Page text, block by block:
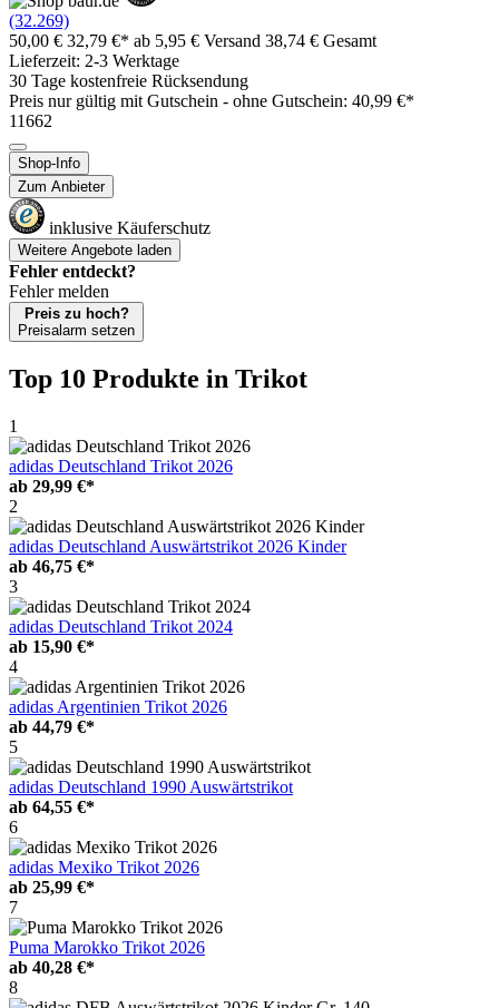
(32.269)
50,00 € 32,79 €* ab 5,95 € Versand 38,74 € Gesamt
Lieferzeit: 2-3 Werktage
30 Tage kostenfreie Rücksendung
Preis nur gültig mit Gutschein - ohne Gutschein: 40,99 €*
11662
Shop-Info
Zum Anbieter
inklusive Käuferschutz
Weitere Angebote laden
Fehler entdeckt?
Fehler melden
Preis zu hoch?
Preisalarm setzen
Top 10 Produkte in Trikot
1
adidas Deutschland Trikot 2026
ab 29,99 €*
2
adidas Deutschland Auswärtstrikot 2026 Kinder
ab 46,75 €*
3
adidas Deutschland Trikot 2024
ab 15,90 €*
4
adidas Argentinien Trikot 2026
ab 44,79 €*
5
adidas Deutschland 1990 Auswärtstrikot
ab 64,55 €*
6
adidas Mexiko Trikot 2026
ab 25,99 €*
7
Puma Marokko Trikot 2026
ab 40,28 €*
8